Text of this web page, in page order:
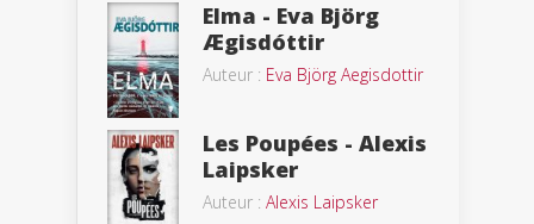
Elma - Eva Björg
Ægisdóttir
Auteur : Eva Björg Aegisdottir
Les Poupées - Alexis
Laipsker
Auteur : Alexis Laipsker